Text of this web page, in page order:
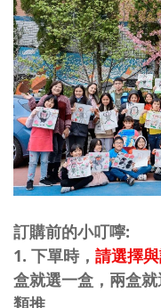
訂購前的小叮嚀:
1. 下單時， 請選擇
盒就選一盒，兩盒
類推